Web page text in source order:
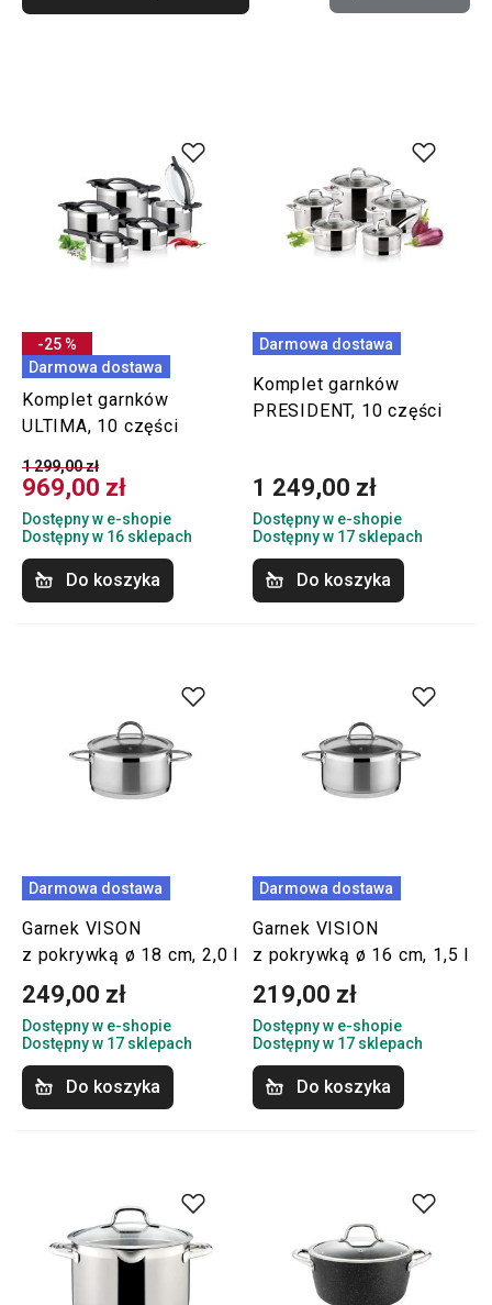
-25 %
Darmowa dostawa
Komplet garnków
ULTIMA, 10 części
1 299,00 zł
969,00 zł
Dostępny w e-shopie
Dostępny w 16 sklepach
Do koszyka
Darmowa dostawa
Komplet garnków
PRESIDENT, 10 części
1 249,00 zł
Dostępny w e-shopie
Dostępny w 17 sklepach
Do koszyka
Darmowa dostawa
Garnek VISON
z pokrywką ø 18 cm, 2,0 l
249,00 zł
Dostępny w e-shopie
Dostępny w 17 sklepach
Do koszyka
Darmowa dostawa
Garnek VISION
z pokrywką ø 16 cm, 1,5 l
219,00 zł
Dostępny w e-shopie
Dostępny w 17 sklepach
Do koszyka